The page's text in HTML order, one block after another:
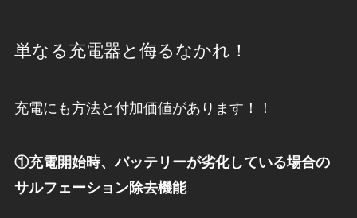
単なる充電器と侮るなかれ！
充電にも方法と付加価値があります！！
①充電開始時、バッテリーが劣化している場合の
サルフェーション除去機能